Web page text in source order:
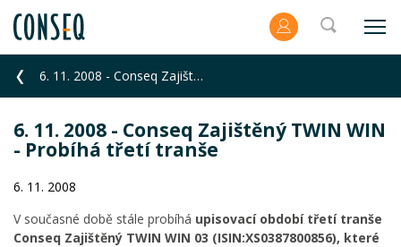
6. 11. 2008 - Conseq Zajištěný TWIN WIN - Probíhá třetí tranše
6. 11. 2008 - Conseq Zajištěný TWIN WIN
- Probíhá třetí tranše
6. 11. 2008
V současné době stále probíhá upisovací období třetí tranše
Conseq Zajištěný TWIN WIN 03 (ISIN:XS0387800856), které